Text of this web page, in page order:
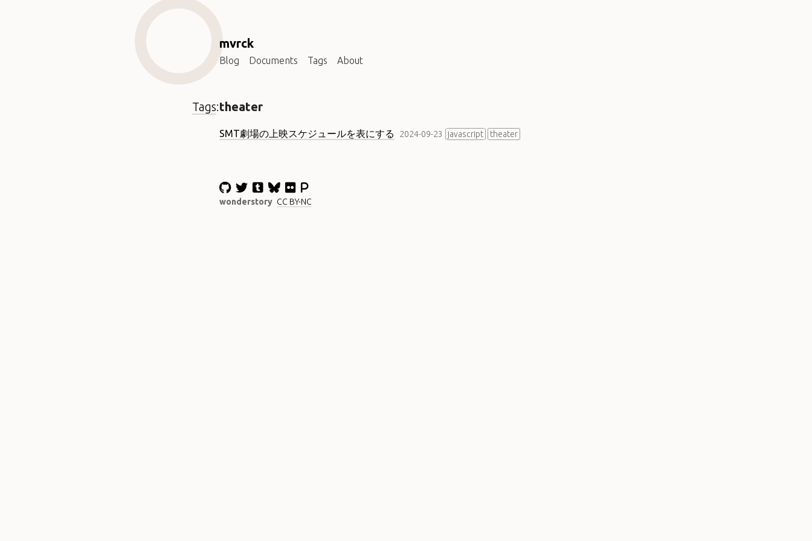
mvrck
Blog Documents Tags About
Tags:theater
SMT劇場の上映スケジュールを表にする 2024-09-23 javascript theater
wonderstory CC BY-NC